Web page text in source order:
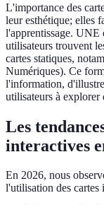
L'importance des
leur esthétique; elles
l'apprentissage. UNE
utilisateurs trouvent
cartes statiques,
Numériques). Ce
l'information,
utilisateurs à explorer
Les
interactives
En 2026, nous
l'utilisation des cartes